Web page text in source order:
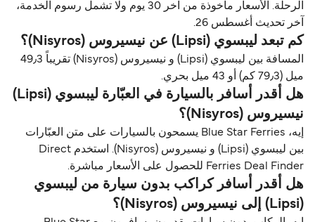
الرحلة. الأسعار مأخوذة من آخر 30 يوم ولا تشمل رسوم الخدمة،
آخر تحديث أغسطس 26.
كم تبعد ليبسوي (Lipsi) عن نيسيروس (Nisyros)؟
المسافة بين ليبسوي (Lipsi) و نيسيروس (Nisyros) تقريباً 49٫3
ميل (79٫3 كم) أو 43 ميل بحري.
هل أقدر أسافر بالسيارة في العبّارة ليبسوي (Lipsi)
نيسيروس (Nisyros)؟
إيه، Blue Star Ferries يسمحون بالسيارات على متن العبّارات
بين ليبسوي (Lipsi) و نيسيروس (Nisyros). استخدم Direct
Ferries Deal Finder للحصول على الأسعار مباشرة.
هل أقدر أسافر كراكب بدون سيارة من ليبسوي
(Lipsi) إلى نيسيروس (Nisyros)؟